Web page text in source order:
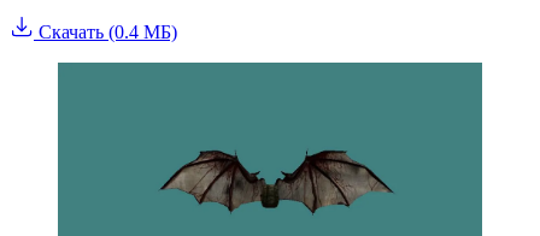
Скачать (0.4 МБ)